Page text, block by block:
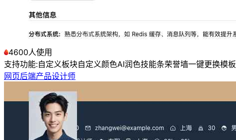
4600人使用
支持功能:自定义板块自定义颜色AI润色技能条荣誉墙一键更换模板
网页后端产品设计师